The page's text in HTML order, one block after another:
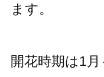
ます。
開花時期は1